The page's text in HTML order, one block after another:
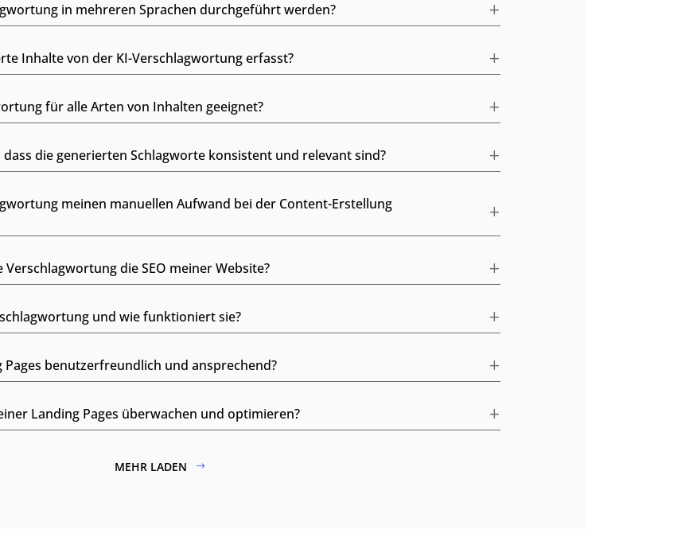
in mehreren Sprachen durchgeführt werden?
Inhalte von der KI-Verschlagwortung erfasst?
für alle Arten von Inhalten geeignet?
dass die generierten Schlagworte konsistent und relevant sind?
meinen manuellen Aufwand bei der Content-Erstellung
die SEO meiner Website?
und wie funktioniert sie?
Pages benutzerfreundlich und ansprechend?
Landing Pages überwachen und optimieren?
MEHR LADEN